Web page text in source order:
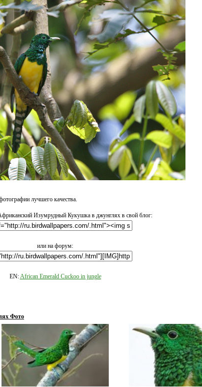
лучшего качества.
Изумрудный Кукушка в джунглях в свой блог:
или на форум:
EN:African Emerald Cuckoo in jungle
Фото